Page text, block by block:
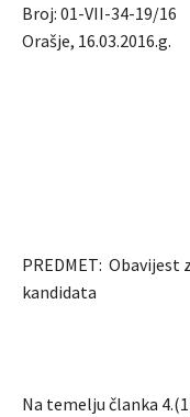
Broj: 01-VII-34-19/16
Orašje, 16.03.2016.g.
PREDMET: Obavijest
kandidata
Na temelju članka